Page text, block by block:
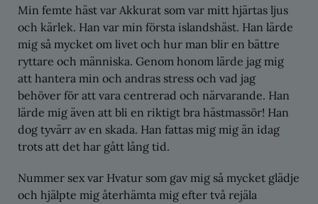
Min femte häst var Akkurat som var mitt hjärtas ljus
och kärlek. Han var min första islandshäst. Han lärde
mig så mycket om livet och hur man blir en bättre
ryttare och människa. Genom honom lärde jag mig
att hantera min och andras stress och vad jag
behöver för att vara centrerad och närvarande. Han
lärde mig även att bli en riktigt bra hästmassör! Han
dog tyvärr av en skada. Han fattas mig mig än idag
trots att det har gått lång tid.
Nummer sex var Hvatur som gav mig så mycket glädje
och hjälpte mig återhämta mig efter två rejäla